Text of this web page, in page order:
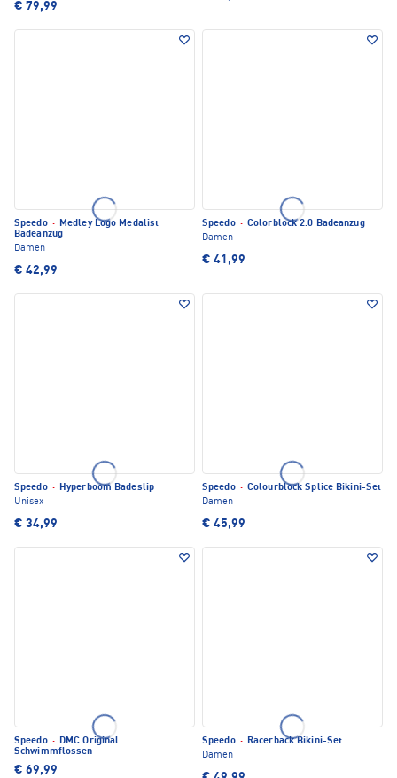
€ 79,99
Speedo · Medley Logo Medalist
Badeanzug
Damen
€ 42,99
Speedo · Colorblock 2.0 Badeanzug
Damen
€ 41,99
Speedo · Hyperboom Badeslip
Unisex
€ 34,99
Speedo · Colourblock Splice Bikini-Set
Damen
€ 45,99
Speedo · DMC Original
Schwimmflossen
€ 69,99
Speedo · Racerback Bikini-Set
Damen